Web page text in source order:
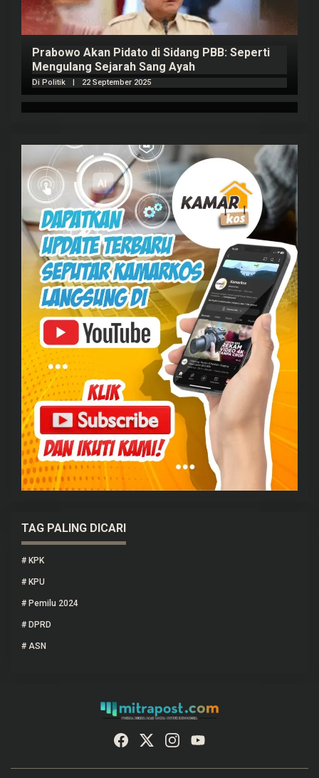
Prabowo Akan Pidato di Sidang PBB: Seperti
Mengulang Sejarah Sang Ayah
Di Politik 22 September 2025
TAG PALING DICARI
# KPK
# KPU
# Pemilu 2024
# DPRD
# ASN